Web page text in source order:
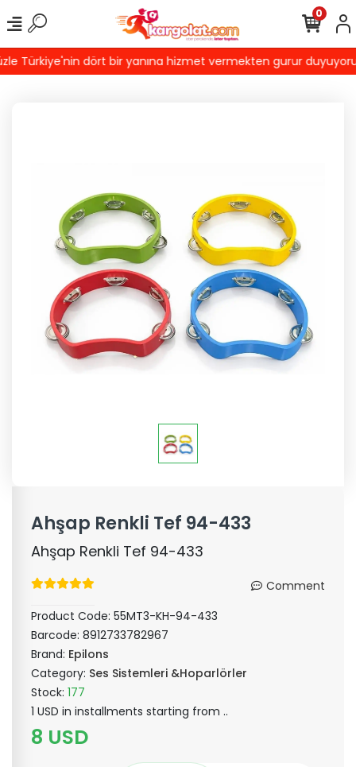
Türkiye'nin dört bir yanına hizmet vermekten gurur
0
Ahşap Renkli Tef 94-433
Ahşap Renkli Tef 94-433
Comment
Product Code: 55MT3-KH-94-433
Barcode: 8912733782967
Brand: Epilons
Category: Ses Sistemleri &Hoparlörler
Stock: 177
1 USD in installments starting from ..
8 USD